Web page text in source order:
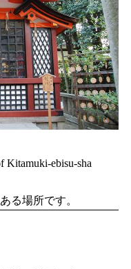
ebisu-sha
る場所です。